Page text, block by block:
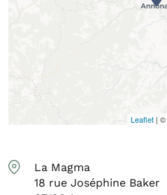
Leaflet | ©
La Magma
18 rue Joséphine Baker